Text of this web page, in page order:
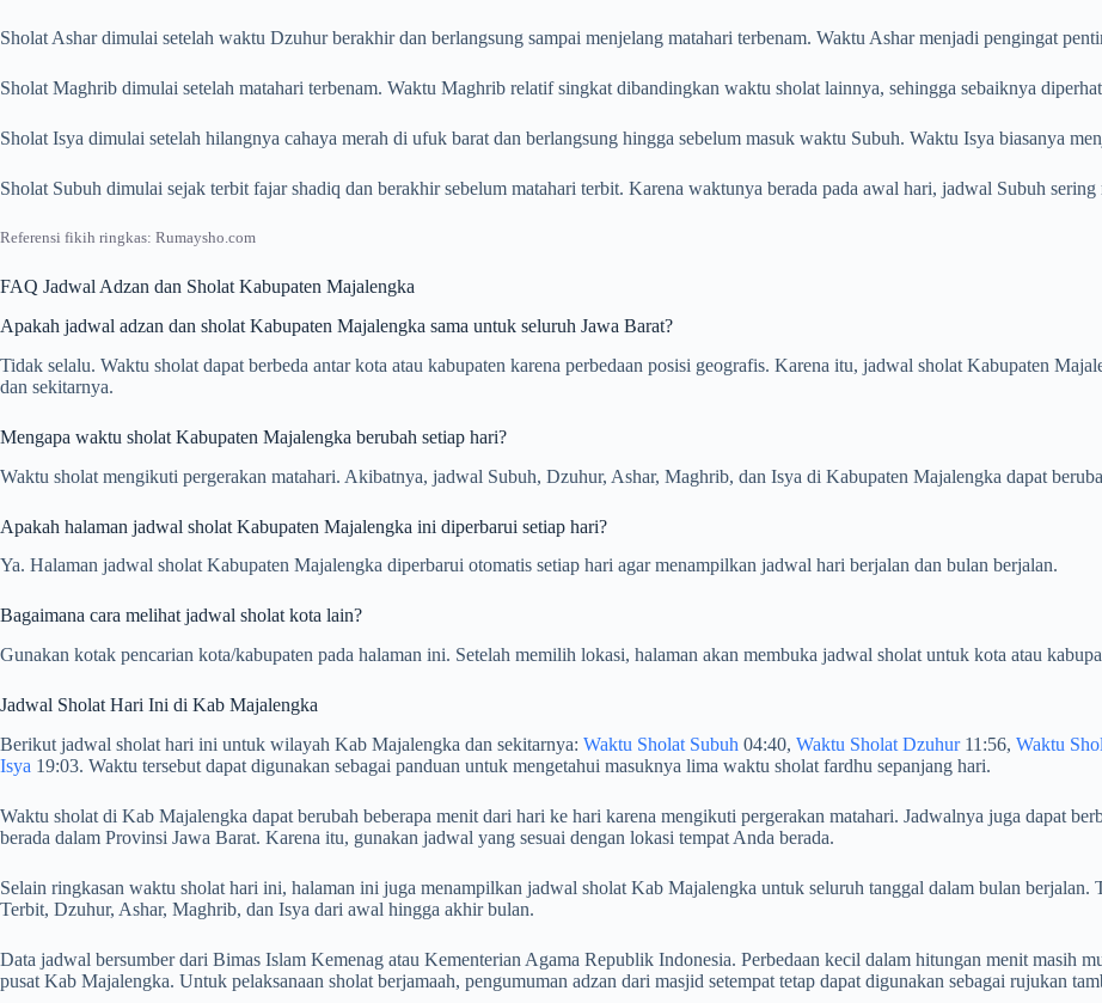
Sholat Ashar dimulai setelah waktu Dzuhur berakhir dan berlangsung sampai menjelang matahari terbenam. Waktu Ashar menjadi pengingat
Sholat Maghrib dimulai setelah matahari terbenam. Waktu Maghrib relatif singkat dibandingkan waktu sholat lainnya, sehingga sebaiknya
Sholat Isya dimulai setelah hilangnya cahaya merah di ufuk barat dan berlangsung hingga sebelum masuk waktu Subuh. Waktu Isya biasanya
Sholat Subuh dimulai sejak terbit fajar shadiq dan berakhir sebelum matahari terbit. Karena waktunya berada pada awal hari, jadwal Subuh
Referensi fikih ringkas: Rumaysho.com
FAQ Jadwal Adzan dan Sholat Kabupaten Majalengka
Apakah jadwal adzan dan sholat Kabupaten Majalengka sama untuk seluruh Jawa Barat?
Tidak selalu. Waktu sholat dapat berbeda antar kota atau kabupaten karena perbedaan posisi geografis. Karena itu, jadwal sholat Kabupaten
dan sekitarnya.
Mengapa waktu sholat Kabupaten Majalengka berubah setiap hari?
Waktu sholat mengikuti pergerakan matahari. Akibatnya, jadwal Subuh, Dzuhur, Ashar, Maghrib, dan Isya di Kabupaten Majalengka dapat
Apakah halaman jadwal sholat Kabupaten Majalengka ini diperbarui setiap hari?
Ya. Halaman jadwal sholat Kabupaten Majalengka diperbarui otomatis setiap hari agar menampilkan jadwal hari berjalan dan bulan berjalan.
Bagaimana cara melihat jadwal sholat kota lain?
Gunakan kotak pencarian kota/kabupaten pada halaman ini. Setelah memilih lokasi, halaman akan membuka jadwal sholat untuk kota atau
Jadwal Sholat Hari Ini di Kab Majalengka
Berikut jadwal sholat hari ini untuk wilayah Kab Majalengka dan sekitarnya: Waktu Sholat Subuh 04:40, Waktu Sholat Dzuhur11:56, Waktu
Isya 19:03. Waktu tersebut dapat digunakan sebagai panduan untuk mengetahui masuknya lima waktu sholat fardhu sepanjang hari.
Waktu sholat di Kab Majalengka dapat berubah beberapa menit dari hari ke hari karena mengikuti pergerakan matahari. Jadwalnya juga dapat
berada dalam Provinsi Jawa Barat. Karena itu, gunakan jadwal yang sesuai dengan lokasi tempat Anda berada.
Selain ringkasan waktu sholat hari ini, halaman ini juga menampilkan jadwal sholat Kab Majalengka untuk seluruh tanggal dalam bulan
Terbit, Dzuhur, Ashar, Maghrib, dan Isya dari awal hingga akhir bulan.
Data jadwal bersumber dari Bimas Islam Kemenag atau Kementerian Agama Republik Indonesia. Perbedaan kecil dalam hitungan menit masih
pusat Kab Majalengka. Untuk pelaksanaan sholat berjamaah, pengumuman adzan dari masjid setempat tetap dapat digunakan sebagai rujukan